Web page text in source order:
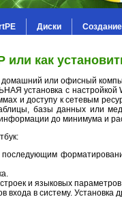
Диски Создание
или как
или офисный
установка с
и доступу к сетевым
базы данных или
до минимума и
и языковых
в систему. Установка